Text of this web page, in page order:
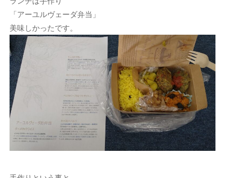
「アーユルヴェーダ弁当」
美味しかったです。